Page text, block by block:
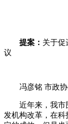
提案： 关于促
议
冯彦铭 市政
近年来，我市
发机构改革，在